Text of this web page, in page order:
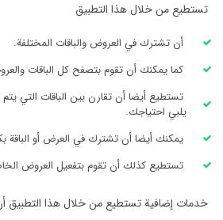
تستطيع من خلال هذا التطبيق
أن تشترك في العروض والباقات المختلفة.
كما يمكنك أن تقوم بتصفح كل الباقات
تستطيع أيضا أن تقارن بين الباقات التي
يلبي احتياجك.
يمكنك أيضا أن تشترك في العرض أو الباقة
تستطيع كذلك أن تقوم بتفعيل العروض
خدمات إضافية تستطيع من خلال هذا التطبيق